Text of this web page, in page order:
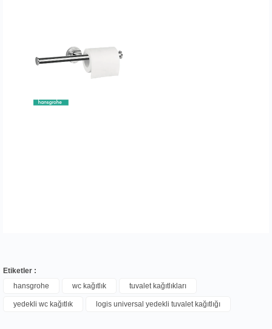
Bu ürüne ilk yorumu siz yapın!
Etiketler :
hansgrohe
wc kağıtlık tuvalet kağıtlıkları
yedekli wc kağıtlık logis universal yedekli tuvalet kağıtlığı